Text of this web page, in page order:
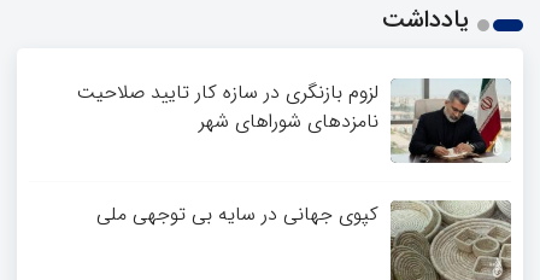
یادداشت
لزوم بازنگری در سازه کار تایید صلاحیت
نامزدهای شوراهای شهر
کپوی جهانی در سایه بی توجهی ملی